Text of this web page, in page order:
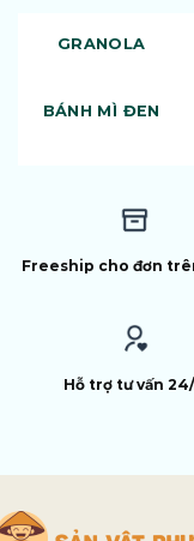
GRANOLA
BÁNH MÌ ĐEN
Freeship cho đơn
Hỗ trợ tư vấn